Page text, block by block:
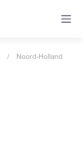
/
Noord-Holland